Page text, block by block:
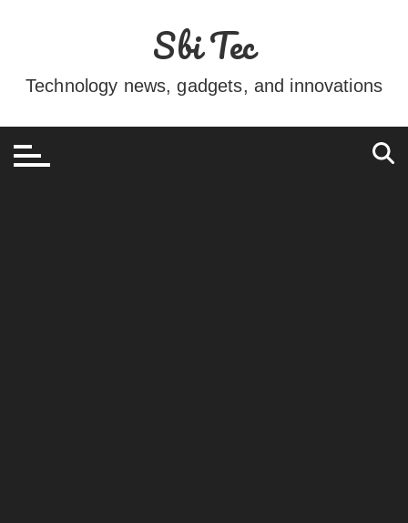
conteúdo
Sbi Tec
Technology news, gadgets, and innovations